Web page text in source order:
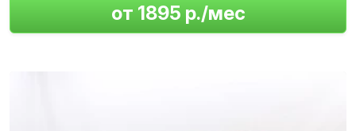
от 1895 р./мес